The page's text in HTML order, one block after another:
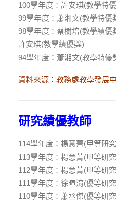
100學年度：許安琪(教學特
99學年度：蕭湘文(教學特優
98學年度：蔡樹培(教學績優
許安琪(教學績優獎)
94學年度：蕭湘文(教學特優
資料來源： 教務處教學發展
研究績優教師
114學年度：楊意菁(甲等研
113學年度：楊意菁(甲等研
112學年度：楊意菁(甲等研
111學年度：徐暄淯(優等研
110學年度：蕭丞傑(優等研